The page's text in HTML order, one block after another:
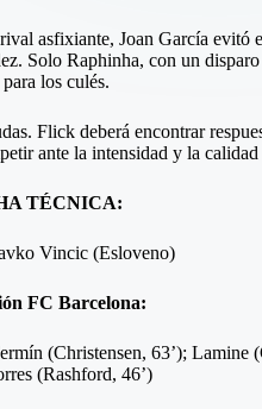
asfixiante, Joan García evitó
Solo Raphinha, con un
los culés.
Flick deberá encontrar
ante la intensidad y la calidad
TÉCNICA:
Vincic (Esloveno)
FC Barcelona:
(Christensen, 63’);
(Rashford, 46’)